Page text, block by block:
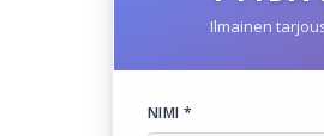
Ilmainen
NIMI *